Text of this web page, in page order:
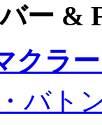
ー &
クラ
バト